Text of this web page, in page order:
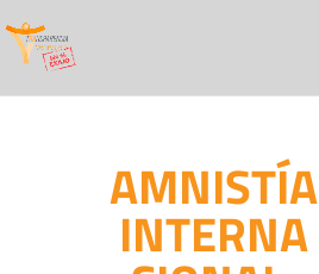
AMNISTÍA
INTERNA